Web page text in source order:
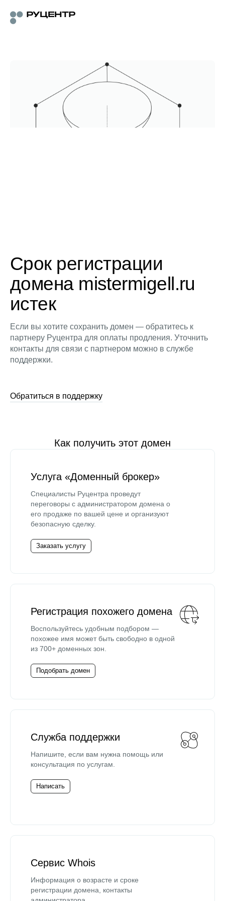
Срок регистрации
домена mistermigell.ru
истек
Если вы хотите сохранить домен — обратитесь к
партнеру Руцентра для оплаты продления. Уточнить
контакты для связи с партнером можно в службе
поддержки.
Обратиться в поддержку
Как получить этот домен
Услуга «Доменный брокер»
Специалисты Руцентра проведут
переговоры с администратором домена о
его продаже по вашей цене и организуют
безопасную сделку.
Заказать услугу
Регистрация похожего домена
Воспользуйтесь удобным подбором —
похожее имя может быть свободно в одной
из 700+ доменных зон.
Подобрать домен
Служба поддержки
Напишите, если вам нужна помощь или
консультация по услугам.
Написать
Сервис Whois
Информация о возрасте и сроке
регистрации домена, контакты